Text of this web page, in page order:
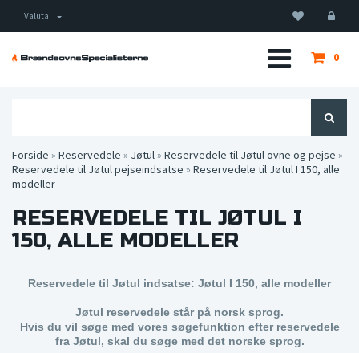
Valuta
0
Forside » Reservedele » Jøtul» Reservedele til Jøtul ovne og pejse »
Reservedele til Jøtul pejseindsatse » Reservedele til Jøtul I 150, alle
modeller
RESERVEDELE TIL JØTUL I
150, ALLE MODELLER
Reservedele til Jøtul indsatse: Jøtul I 150, alle modeller
Jøtul reservedele står på norsk sprog.
Hvis du vil søge med vores søgefunktion efter reservedele
fra Jøtul, skal du søge med det norske sprog.